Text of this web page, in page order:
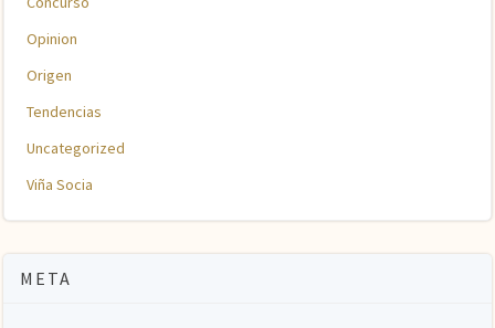
Opinion
Origen
Tendencias
Uncategorized
Viña Socia
META